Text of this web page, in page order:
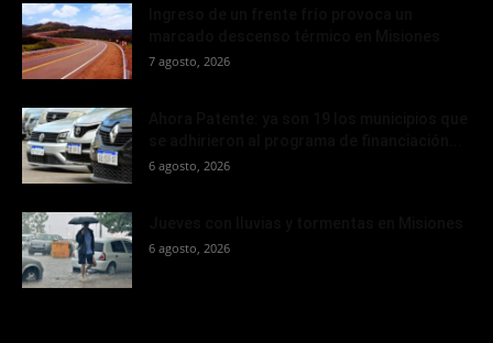
7 agosto, 2026
6 agosto, 2026
6 agosto, 2026